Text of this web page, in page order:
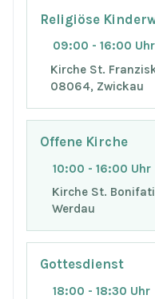
Religiöse
09:00 - 16:00 Uhr
Kirche St.
08064, Zwickau
Offene Kirche
10:00 - 16:00 Uhr
Kirche St.
Werdau
Gottesdienst
18:00 - 18:30 Uhr